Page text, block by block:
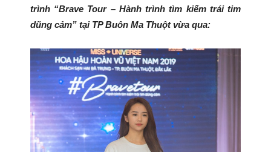
trình “Brave Tour – Hành trình tìm kiếm trái tim
dũng cảm” tại TP Buôn Ma Thuột vừa qua: